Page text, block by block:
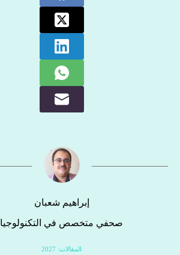
إبراهيم شعبان
صحفي متخصص في التكنولوجيا
المقالات: 2027